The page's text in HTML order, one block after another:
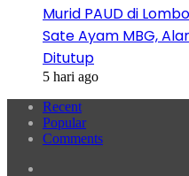
Murid PAUD di
Sate Ayam MBG,
Ditutup
5 hari ago
Recent
Popular
Comments